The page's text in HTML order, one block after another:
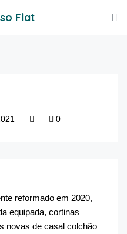
0
reformado em 2020,
equipada, cortinas
novas de casal colchão